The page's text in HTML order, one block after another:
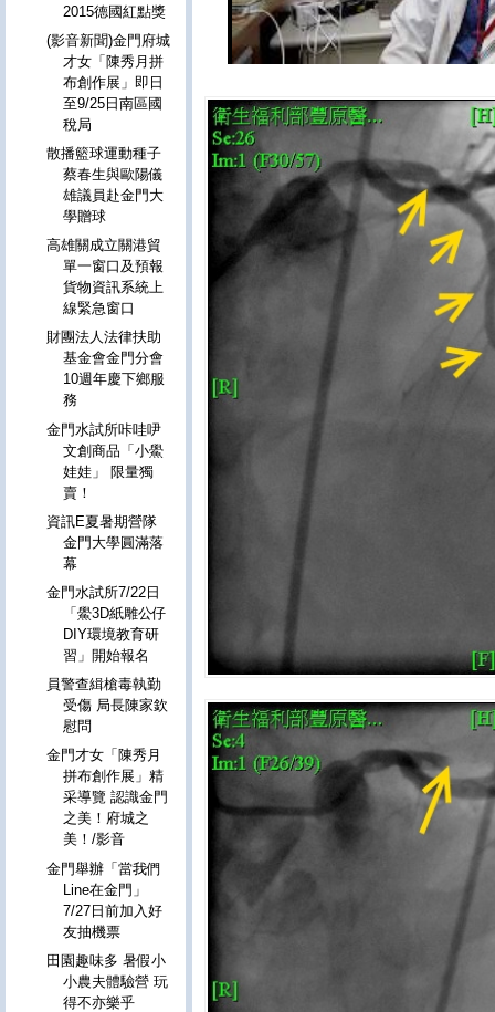
2015德國紅點獎
(影音新聞)金門府城
才女「陳秀月拼
布創作展」即日
至9/25日南區國
稅局
散播籃球運動種子
蔡春生與歐陽儀
雄議員赴金門大
學贈球
高雄關成立關港貿
單一窗口及預報
貨物資訊系統上
線緊急窗口
財團法人法律扶助
基金會金門分會
10週年慶下鄉服
務
金門水試所咔哇吚
文創商品「小鱟
娃娃」 限量獨
賣！
資訊E夏暑期營隊
金門大學圓滿落
幕
金門水試所7/22日
「鱟3D紙雕公仔
DIY環境教育研
習」開始報名
員警查緝槍毒執勤
受傷 局長陳家欽
慰問
金門才女「陳秀月
拼布創作展」精
采導覽 認識金門
之美！府城之
美！/影音
金門舉辦「當我們
Line在金門」
7/27日前加入好
友抽機票
田園趣味多 暑假小
小農夫體驗營 玩
得不亦樂乎